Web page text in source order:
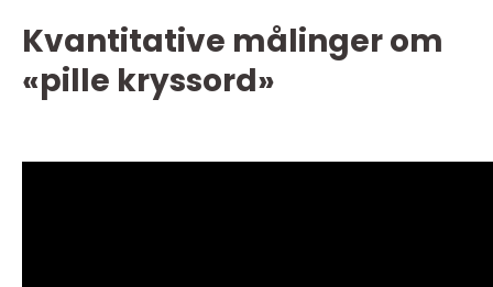
Kvantitative målinger om
«pille kryssord»